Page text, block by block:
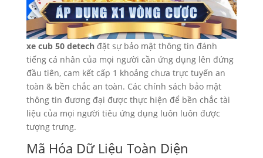
xe cub 50 detechđặt sự bảo mật thông tin đánh
tiếng cá nhân của mọi người cần ứng dụng lên đứng
đầu tiên, cam kết cấp 1 khoảng chưa trực tuyến an
toàn & bền chắc an toàn. Các chính sách bảo mật
thông tin đương đại được thực hiện để bền chắc tài
liệu của mọi người tiêu ứng dụng luôn luôn được
tượng trưng.
Mã Hóa Dữ Liệu Toàn Diện